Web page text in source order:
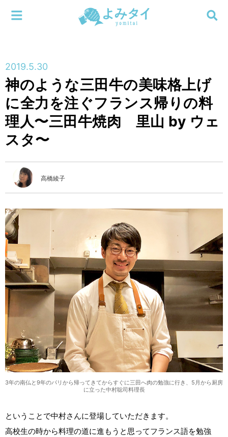
連載
新刊
特集
編集部
検索する
メニューを閉じる
2019.5.30
神のような三田牛の美味格上げ
に全力を注ぐフランス帰りの料
理人〜三田牛焼肉 里山 by ウェ
スタ〜
高橋綾子
3年の南仏と9年のパリから帰ってきてからすぐに三田へ肉の勉強に行き、5月から厨房
に立った中村聡司料理長
ということで中村さんに登場していただきます。
高校生の時から料理の道に進もうと思ってフランス語を勉強